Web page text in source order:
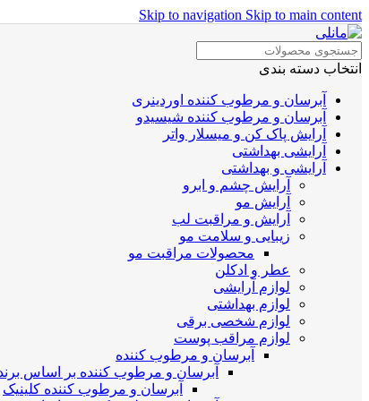
Skip to navigation Skip to main content
انتخاب دسته بندی
آبرسان و مرطوب کننده اوردینری
آبرسان و مرطوب کننده شیسیدو
آرایش پاک کن و میسلار واتر
آرایشی بهداشتی
آرایشی و بهداشتی
آرایش چشم و ابرو
آرایش مو
آرایش و مراقبت لب
زیبایی و سلامت مو
محصولات مراقبت مو
عطر و ادکلن
لوازم آرایشی
لوازم بهداشتی
لوازم شخصی برقی
لوازم مراقب پوست
آبرسان و مرطوب کننده
آبرسان و مرطوب کننده بر اساس
آبرسان و مرطوب کننده کلینیک